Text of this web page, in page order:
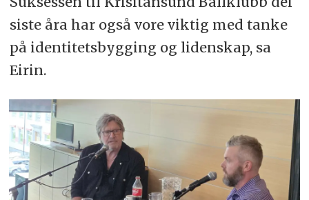
siste åra har også vore viktig med tanke
på identitetsbygging og lidenskap, sa
Eirin.